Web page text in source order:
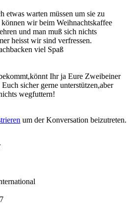
etwas warten müssen um sie zu
können wir beim Weihnachtskaffee
und man muß sich nichts
heisst wir sind verfressen.
viel Spaß
Ihr ja Eure Zweibeiner
sicher gerne unterstützen,aber
wegfuttern!
um der Konversation beizutreten.